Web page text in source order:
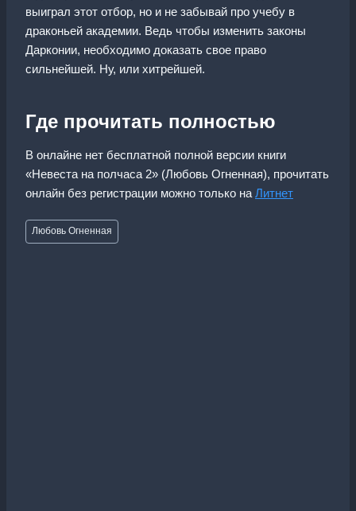
выиграл этот отбор, но и не забывай про учебу в
драконьей академии. Ведь чтобы изменить законы
Дарконии, необходимо доказать свое право
сильнейшей. Ну, или хитрейшей.
Где прочитать полностью
В онлайне нет бесплатной полной версии книги
«Невеста на полчаса 2» (Любовь Огненная), прочитать
онлайн без регистрации можно только на Литнет
Метки
записи:
Любовь Огненная